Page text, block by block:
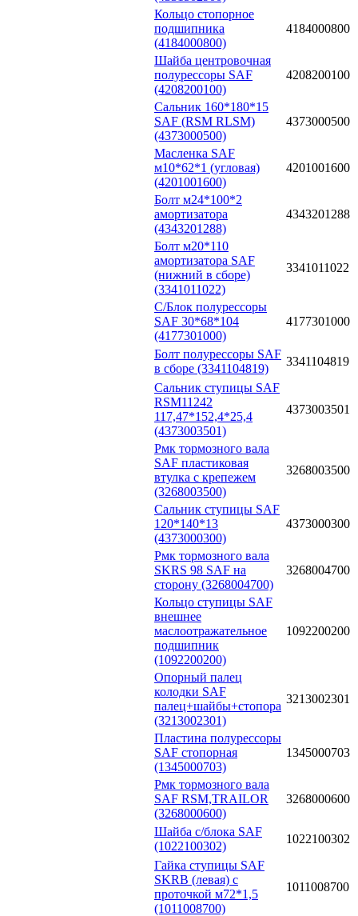
Кольцо стопорное
подшипника
(4184000800)
4184000800
Шайба центровочная
полурессоры SAF
(4208200100)
4208200100
Сальник 160*180*15
SAF (RSM RLSM)
(4373000500)
4373000500
Масленка SAF
м10*62*1 (угловая)
(4201001600)
4201001600
Болт м24*100*2
амортизатора
(4343201288)
4343201288
Болт м20*110
амортизатора SAF
(нижний в сборе)
(3341011022)
3341011022
С/Блок полурессоры
SAF 30*68*104
(4177301000)
4177301000
Болт полурессоры SAF
в сборе (3341104819)
3341104819
Сальник ступицы SAF
RSM11242
117,47*152,4*25,4
(4373003501)
4373003501
Рмк тормозного вала
SAF пластиковая
втулка с крепежем
(3268003500)
3268003500
Сальник ступицы SAF
120*140*13
(4373000300)
4373000300
Рмк тормозного вала
SKRS 98 SAF на
сторону (3268004700)
3268004700
Кольцо ступицы SAF
внешнее
маслоотражательное
подшипник
(1092200200)
1092200200
Опорный палец
колодки SAF
палец+шайбы+стопора
(3213002301)
3213002301
Пластина полурессоры
SAF стопорная
(1345000703)
1345000703
Рмк тормозного вала
SAF RSM,TRAILOR
(3268000600)
3268000600
Шайба с/блока SAF
(1022100302)
1022100302
Гайка ступицы SAF
SKRB (левая) с
проточкой м72*1,5
(1011008700)
1011008700